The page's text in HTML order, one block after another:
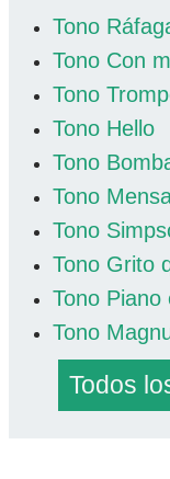
Tono
Tono Con
Tono
Tono Hello
Tono
Tono
Tono
Tono Grito
Tono Piano
Tono
Todos